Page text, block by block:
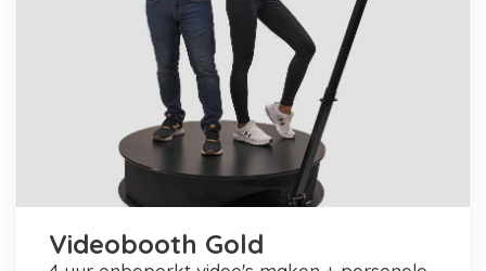
Videobooth Gold